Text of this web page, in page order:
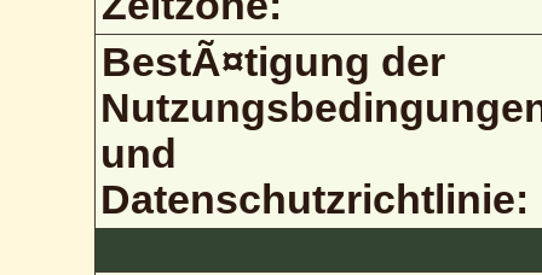
BestÃ¤tigung der
und
Datenschutzrichtlinie: